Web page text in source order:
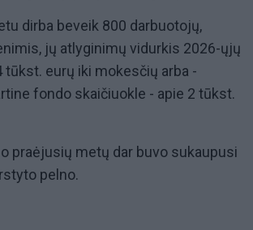
dirba beveik 800 darbuotojų,
jų atlyginimų vidurkis 2026-ųjų
tūkst. eurų iki mokesčių arba -
fondo skaičiuokle - apie 2 tūkst.
praėjusių metų dar buvo sukaupusi
pelno.